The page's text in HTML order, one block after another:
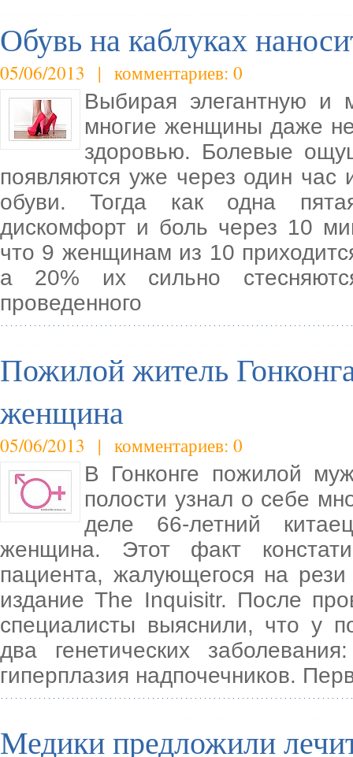
Обувь на каблуках
05/06/2013 | комментариев: 0
Выбирая элегантную и
многие женщины даже не
здоровью. Болевые
появляются уже через один
обуви. Тогда как одна
дискомфорт и боль через 10
что 9 женщинам из 10
а 20% их сильно
проведенного
Пожилой житель
женщина
05/06/2013 | комментариев: 0
В Гонконге пожилой
полости узнал о себе
деле 66-летний
женщина. Этот факт
пациента, жалующегося на
издание The Inquisitr. После
специалисты выяснили, что у
два генетических
гиперплазия надпочечников.
Медики предложили